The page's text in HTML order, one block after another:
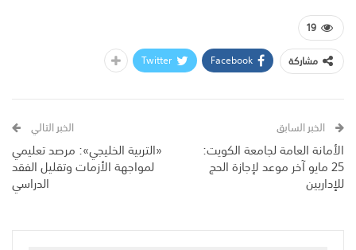
19
مشاركة
Facebook
Twitter
الخبر السابق
الأمانة العامة لجامعة الكويت:
25 مايو آخر موعد لإجازة الحج
للإداريين
الخبر التالي
«التربية الخليجي»: مرصد تعليمي
لمواجهة الأزمات وتقليل الفقد
الدراسي